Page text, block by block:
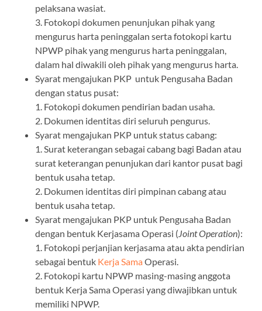
pelaksana wasiat.
3. Fotokopi dokumen penunjukan pihak yang
mengurus harta peninggalan serta fotokopi kartu
NPWP pihak yang mengurus harta peninggalan,
dalam hal diwakili oleh pihak yang mengurus harta.
Syarat mengajukan PKP untuk Pengusaha Badan
dengan status pusat:
1. Fotokopi dokumen pendirian badan usaha.
2. Dokumen identitas diri seluruh pengurus.
Syarat mengajukan PKP untuk status cabang:
1. Surat keterangan sebagai cabang bagi Badan atau
surat keterangan penunjukan dari kantor pusat bagi
bentuk usaha tetap.
2. Dokumen identitas diri pimpinan cabang atau
bentuk usaha tetap.
Syarat mengajukan PKP untuk Pengusaha Badan
dengan bentuk Kerjasama Operasi ( Joint Operation):
1. Fotokopi perjanjian kerjasama atau akta pendirian
sebagai bentuk Kerja SamaOperasi.
2. Fotokopi kartu NPWP masing-masing anggota
bentuk Kerja Sama Operasi yang diwajibkan untuk
memiliki NPWP.